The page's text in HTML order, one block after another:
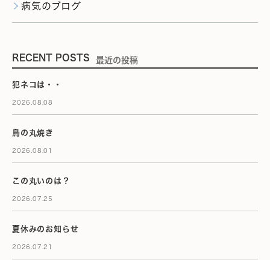
病気のブログ
RECENT POSTS 最近の投稿
犯ネコは・・
2026.08.08
鳥の丸焼き
2026.08.01
この丸いのは？
2026.07.25
夏休みのお知らせ
2026.07.21